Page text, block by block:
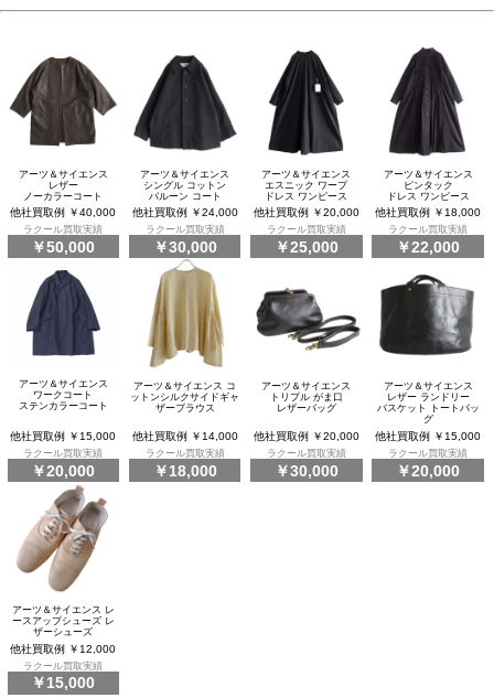
アーツ＆サイエンス
レザー
ノーカラーコート
他社買取例 ￥40,000
ラクール買取実績
￥50,000
アーツ＆サイエンス
シングル コットン
バルーン コート
他社買取例 ￥24,000
ラクール買取実績
￥30,000
アーツ＆サイエンス
エスニック ワープ
ドレス ワンピース
他社買取例 ￥20,000
ラクール買取実績
￥25,000
アーツ＆サイエンス
ピンタック
ドレス ワンピース
他社買取例 ￥18,000
ラクール買取実績
￥22,000
アーツ＆サイエンス
ワークコート
ステンカラーコート
他社買取例 ￥15,000
ラクール買取実績
￥20,000
アーツ＆サイエンス コ
ットンシルクサイドギャ
ザーブラウス
他社買取例 ￥14,000
ラクール買取実績
￥18,000
アーツ＆サイエンス
トリプル がま口
レザーバッグ
他社買取例 ￥20,000
ラクール買取実績
￥30,000
アーツ＆サイエンス
レザー ランドリー
バスケット トートバッ
グ
他社買取例 ￥15,000
ラクール買取実績
￥20,000
アーツ＆サイエンス レ
ースアップシューズ レ
ザーシューズ
他社買取例 ￥12,000
ラクール買取実績
￥15,000